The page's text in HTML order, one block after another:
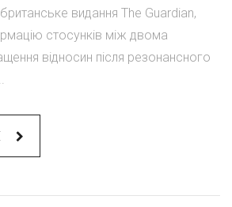
видання The Guardian,
стосунків між двома
відносин після резонансного